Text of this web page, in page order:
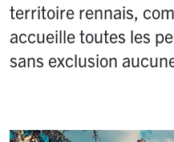
territoire rennais,
accueille toutes les
sans exclusion